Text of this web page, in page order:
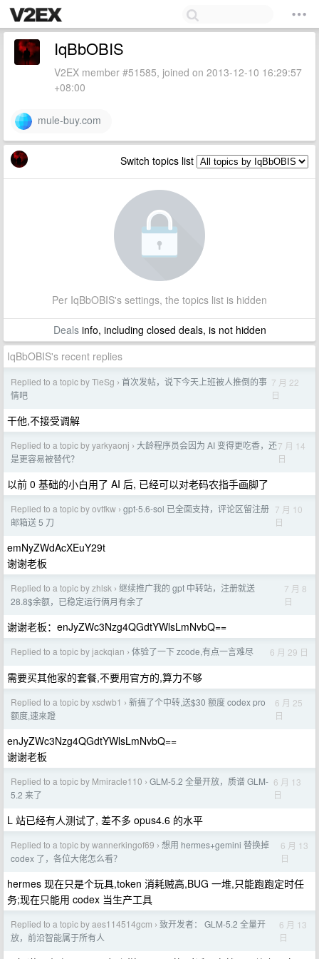
IqBbOBIS
V2EX member #51585, joined on 2013-12-10 16:29:57
+08:00
mule-buy.com
Switch topics list
Per IqBbOBIS's settings, the topics list is hidden
Dealsinfo, including closed deals, is not hidden
IqBbOBIS's recent replies
Replied to a topic by TieSg › 首次发帖，说下今天上班被人推倒的事
情吧
7 月 22
日
干他,不接受调解
Replied to a topic by yarkyaonj › 大龄程序员会因为 AI 变得更吃香，还
是更容易被替代？
7 月 14
日
以前 0 基础的小白用了 AI 后, 已经可以对老码农指手画脚了
Replied to a topic by ovtfkw › gpt-5.6-sol 已全面支持，评论区留注册
邮箱送 5 刀
7 月 10
日
emNyZWdAcXEuY29t
谢谢老板
Replied to a topic by zhlsk › 继续推广我的 gpt 中转站，注册就送
28.8$余额，已稳定运行俩月有余了
7 月 8
日
谢谢老板：enJyZWc3Nzg4QGdtYWlsLmNvbQ==
Replied to a topic by jackqian › 体验了一下 zcode,有点一言难尽 6 月 29 日
需要买其他家的套餐,不要用官方的,算力不够
Replied to a topic by xsdwb1 › 新搞了个中转,送$30 额度 codex pro
额度,速来蹬
6 月 25
日
enJyZWc3Nzg4QGdtYWlsLmNvbQ==
谢谢老板
Replied to a topic by Mmiracle110 › GLM-5.2 全量开放，质谱 GLM-
5.2 来了
6 月 13
日
L 站已经有人测试了, 差不多 opus4.6 的水平
Replied to a topic by wannerkingof69 › 想用 hermes+gemini 替换掉
codex 了，各位大佬怎么看？
6 月 13
日
hermes 现在只是个玩具,token 消耗贼高,BUG 一堆,只能跑跑定时任
务;现在只能用 codex 当生产工具
Replied to a topic by aes114514gcm › 致开发者： GLM-5.2 全量开
放，前沿智能属于所有人
6 月 13
日